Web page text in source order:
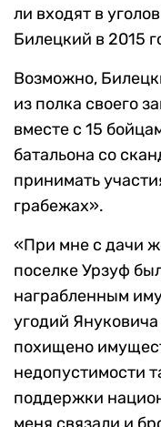
ли входят в
Билецкий в 2015
Возможно,
из полка своего
вместе с 15
батальона со
принимать
грабежах».
«При мне с дачи
поселке Урзуф
награбленным
угодий
похищено
недопустимости
поддержки